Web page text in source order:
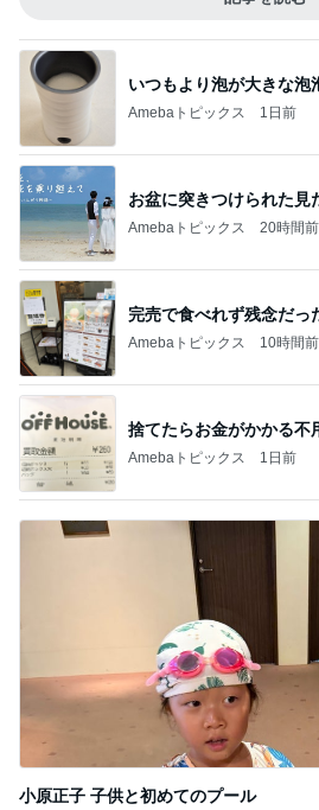
いつもより泡が大きな泡
Amebaトピックス 1日前
お盆に突きつけられた見
Amebaトピックス 20時間前
完売で食べれず残念だっ
Amebaトピックス 10時間前
捨てたらお金がかかる不
Amebaトピックス 1日前
小原正子 子供と初めてのプール